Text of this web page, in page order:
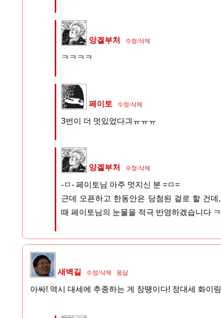
앙겔부처 수정/삭제
ㅋㅋㅋㅋ
페이토 수정/삭제
3번이 더 멋있었다긔ㅠㅠㅠ
앙겔부처 수정/삭제
-ㅁ- 페이토님 아주 멋지신 분 =ㅁ=
근데 오픈하고 한동안은 당첨된 걸로 할 건
때 페이토님의 눈물을 적극 반영하겠습니다
새벽길 수정/삭제 응답
아싸! 역시 대세에 추종하는 게 장땡이다! 정대세 화이